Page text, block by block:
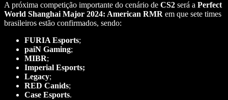
A próxima competição importante do cenário de CS2 será a Perfect
World Shanghai Major 2024: American RMR em que sete times
brasileiros estão confirmados, sendo:
FURIA Esports;
paiN Gaming;
MIBR;
Imperial Esports;
Legacy;
RED Canids;
Case Esports.